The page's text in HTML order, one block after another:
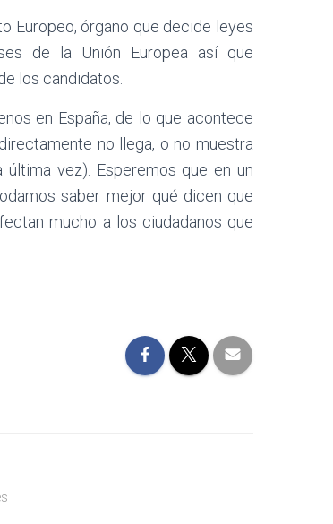
Europeo, órgano que decide leyes
de la Unión Europea así que
los candidatos.
en España, de lo que acontece
no llega, o no muestra
vez). Esperemos que en un
saber mejor qué dicen que
mucho a los ciudadanos que